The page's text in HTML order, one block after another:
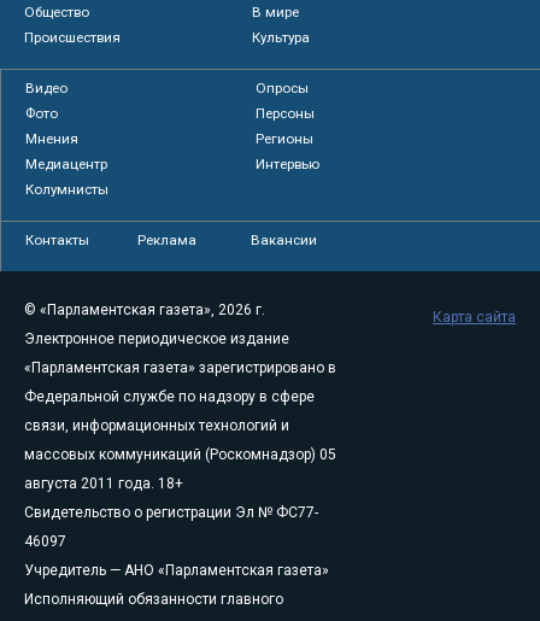
Общество
В мире
Происшествия
Культура
Видео
Опросы
Фото
Персоны
Мнения
Регионы
Медиацентр
Интервью
Колумнисты
Контакты Реклама Вакансии
© «Парламентская газета», 2026 г.
Электронное периодическое издание
«Парламентская газета» зарегистрировано в
Федеральной службе по надзору в сфере
связи, информационных технологий и
массовых коммуникаций (Роскомнадзор) 05
августа 2011 года. 18+
Свидетельство о регистрации Эл № ФС77-
46097
Учредитель — АНО «Парламентская газета»
Исполняющий обязанности главного
Карта сайта